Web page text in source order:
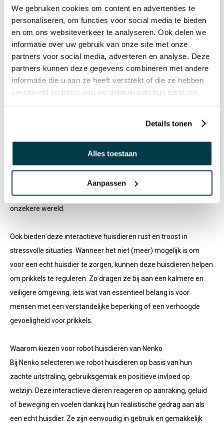
We gebruiken cookies om content en advertenties te
personaliseren, om functies voor social media te bieden
en om ons websiteverkeer te analyseren. Ook delen we
informatie over uw gebruik van onze site met onze
partners voor social media, adverteren en analyse. Deze
partners kunnen deze gegevens combineren met andere
informatie die u aan ze heeft verstrekt of die ze hebben
verzameld op basis van uw gebruik van hun services.
Details tonen
Alles toestaan
Aanpassen
De robotdieren zijn veel meer dan alleen knuffels. Deze dieren
zijn speel ontworpen om de levenskwaliteit van mensen met
speciale zorgbehoeftes te verbeteren. Deze huisdieren
bevorderen sociale interactie en de communicatie, doordat de
huisdieren reageren op aanraking, beweging en geluid. Daarom
maken deze interactieve huisdieren bijzonder geschikt voor
kinderen en volwassenen met autisme, waar herkenning en
bij het verminderen van eenzaamheid en angst, dit is vooral bij
mensen met dementie. Het gezelschap van een zachte,
levensechte dier geeft een gevoel van verbinding en
geborgenheid, wat juist de rust kan terugbrengen in een
onzekere wereld.
Ook bieden deze interactieve huisdieren rust en troost in
stressvolle situaties. Wanneer het niet (meer) mogelijk is om
voor een echt huisdier te zorgen, kunnen deze huisdieren helpen
om prikkels te reguleren. Zo dragen ze bij aan een kalmere en
veiligere omgeving, iets wat van essentieel belang is voor
mensen met een verstandelijke beperking of een verhoogde
gevoeligheid voor prikkels.
Waarom kiezen voor robot huisdieren van Nenko
Bij Nenko selecteren we robot huisdieren op basis van hun
zachte uitstraling, gebruiksgemak en positieve invloed op
welzijn. Deze interactieve dieren reageren op aanraking, geluid
of beweging en voelen dankzij hun realistische gedrag aan als
een echt huisdier. Ze zijn eenvoudig in gebruik en gemakkelijk